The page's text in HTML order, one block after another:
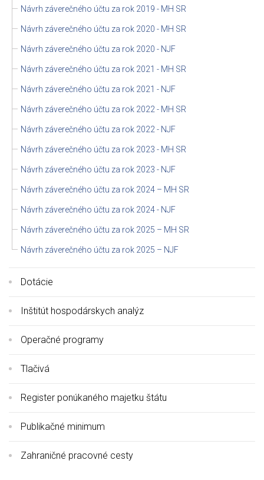
Návrh záverečného účtu za rok 2019 - MH SR
Návrh záverečného účtu za rok 2020 - MH SR
Návrh záverečného účtu za rok 2020 - NJF
Návrh záverečného účtu za rok 2021 - MH SR
Návrh záverečného účtu za rok 2021 - NJF
Návrh záverečného účtu za rok 2022 - MH SR
Návrh záverečného účtu za rok 2022 - NJF
Návrh záverečného účtu za rok 2023 - MH SR
Návrh záverečného účtu za rok 2023 - NJF
Návrh záverečného účtu za rok 2024 – MH SR
Návrh záverečného účtu za rok 2024 - NJF
Návrh záverečného účtu za rok 2025 – MH SR
Návrh záverečného účtu za rok 2025 – NJF
Dotácie
Inštitút hospodárskych analýz
Operačné programy
Tlačivá
Register ponúkaného majetku štátu
Publikačné minimum
Zahraničné pracovné cesty